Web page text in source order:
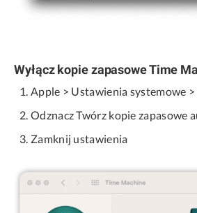
Wyłącz kopie zapasowe Time
Apple > Ustawienia systemowe
Odznacz Twórz kopie zapasowe
Zamknij ustawienia